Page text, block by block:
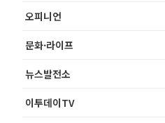
오피니언
문화·라이프
뉴스발전소
이투데이TV